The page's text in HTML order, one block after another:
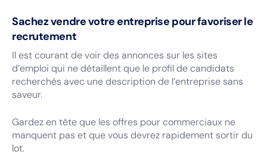
Sachez vendre votre entreprise pour favoriser le
recrutement
Il est courant de voir des annonces sur les sites
d’emploi qui ne détaillent que le profil de candidats
recherchés avec une description de l’entreprise sans
saveur.
Gardez en tête que les offres pour commerciaux ne
manquent pas et que vous devrez rapidement sortir du
lot.